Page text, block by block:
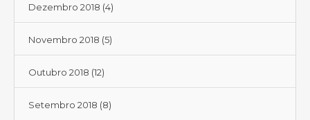
Dezembro 2018 (4)
Novembro 2018 (5)
Outubro 2018 (12)
Setembro 2018 (8)